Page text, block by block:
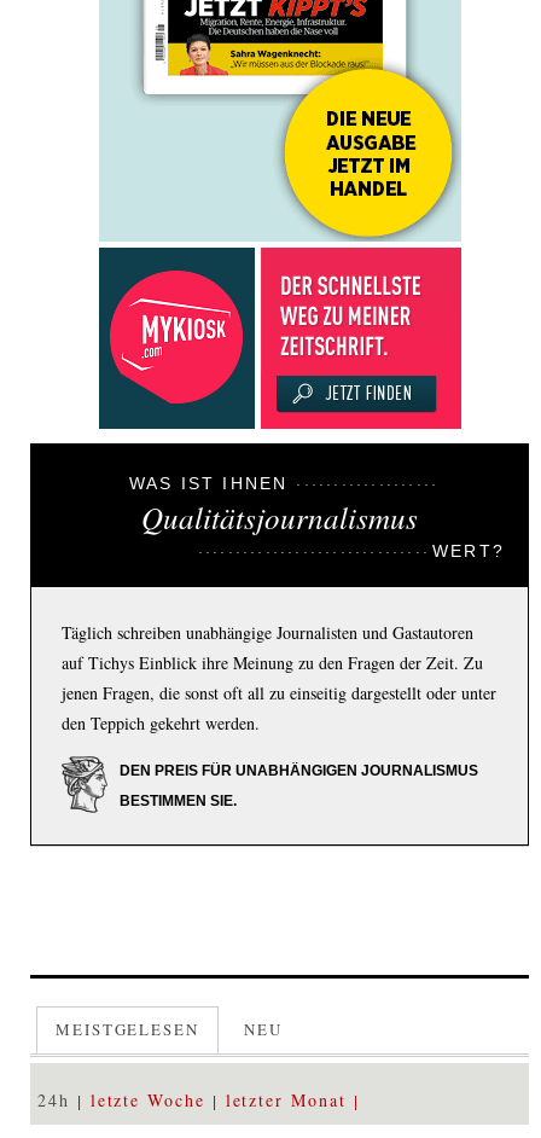
WAS IST IHNEN
Qualitätsjournalismus
WERT?
Täglich schreiben unabhängige Journalisten und Gastautoren
auf Tichys Einblick ihre Meinung zu den Fragen der Zeit. Zu
jenen Fragen, die sonst oft all zu einseitig dargestellt oder unter
den Teppich gekehrt werden.
DEN PREIS FÜR UNABHÄNGIGEN JOURNALISMUS
BESTIMMEN SIE.
MEISTGELESEN NEU
24h letzte Woche letzter Monat